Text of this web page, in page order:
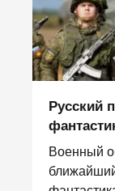
Русский
Военный